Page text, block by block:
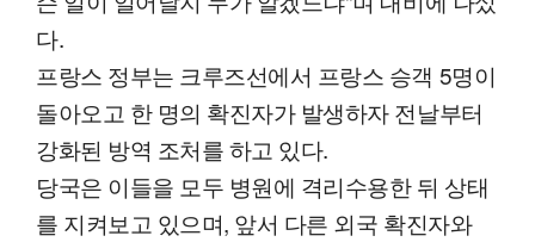
다.
프랑스 정부는 크루즈선에서 프랑스 승객 5명이
돌아오고 한 명의 확진자가 발생하자 전날부터
강화된 방역 조처를 하고 있다.
당국은 이들을 모두 병원에 격리수용한 뒤 상태
를 지켜보고 있으며, 앞서 다른 외국 확진자와